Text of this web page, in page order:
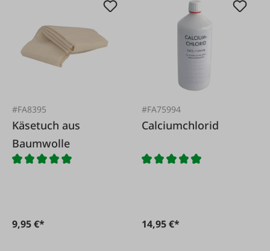
#FA8395
Käsetuch aus
Baumwolle
9,95 €*
#FA75994
Calciumchlorid
14,95 €*